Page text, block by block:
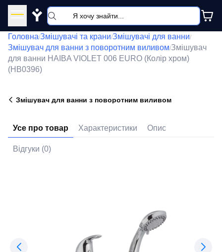
Y
Головна/Змішувачі та крани/Змішувачі для ванни/
Змішувач для ванни з поворотним виливом/Змішувач
для ванни HAIBA VIOLET 006 EURO (Колір хром)
(HB0396)
Змішувач для ванни з поворотним виливом
Усе про товар Характеристики Опис
Відгуки (0)